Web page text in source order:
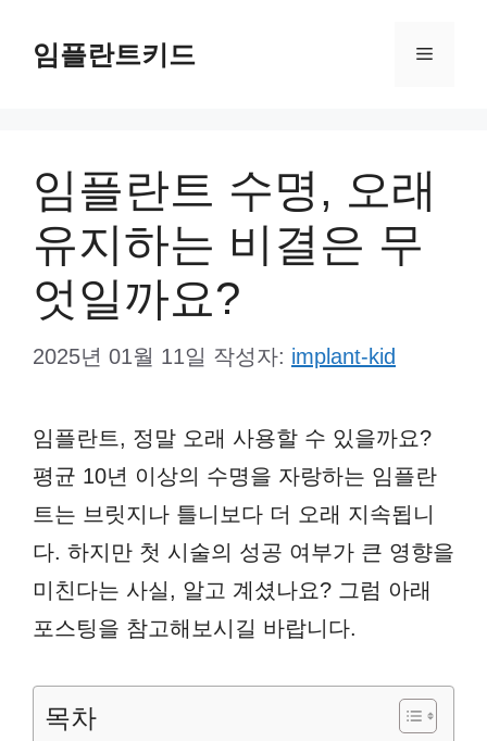
임플란트키드 메
임플란트 수명, 오래
유지하는 비결은 무
엇일까요?
2025년 01월 11일 작성자: implant-kid
임플란트, 정말 오래 사용할 수 있을까요?
평균 10년 이상의 수명을 자랑하는 임플란
트는 브릿지나 틀니보다 더 오래 지속됩니
다. 하지만 첫 시술의 성공 여부가 큰 영향을
미친다는 사실, 알고 계셨나요? 그럼 아래
포스팅을 참고해보시길 바랍니다.
목차